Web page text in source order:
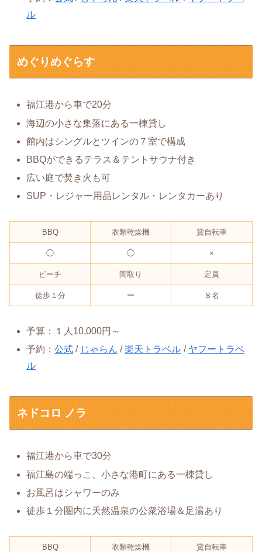
ル
めぐりめぐらす
福江港から車で20分
海辺の小さな集落にある一棟貸し
館内はシングルとツインの７室で構成
BBQができるテラス＆テントサウナ付き
広い庭で焚き火も可
SUP・レジャー用品レンタル・レンタカーあり
BBQ 衣類乾燥機 貸自転車
◯ ◯ ×
ビーチ 間取り 定員
徒歩１分 ー ８名
予算：１人10,000円～
予約：公式 / じゃらん /楽天トラベル / ヤフートラベ
ル
ネドコロ ノラ
福江港から車で30分
福江島の端っこ、小さな港町にある一棟貸し
お風呂はシャワーのみ
徒歩１分圏内に天然温泉の公衆浴場＆足湯あり
BBQ 衣類乾燥機 貸自転車